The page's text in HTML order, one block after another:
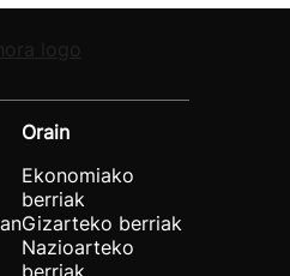
Orain
Ekonomiako
berriak
Gizarteko berriak
Nazioarteko
berriak